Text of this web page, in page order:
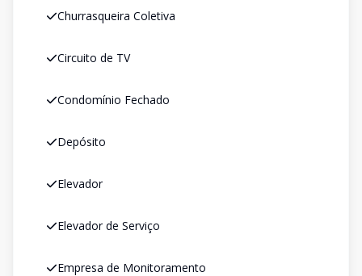
Churrasqueira Coletiva
Circuito de TV
Condomínio Fechado
Depósito
Elevador
Elevador de Serviço
Empresa de Monitoramento